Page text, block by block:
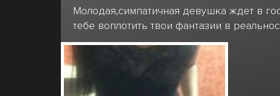
Молодая,симпатичная девушка ждет в
тебе воплотить твои фантазии в